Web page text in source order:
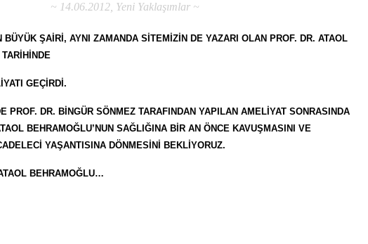
~ 14.06.2012, Yeni Yaklaşımlar ~
BÜYÜK ŞAİRİ, AYNI ZAMANDA SİTEMİZİN DE YAZARI OLAN PROF. DR. ATAOL
GEÇİRDİ.
PROF. DR. BİNGÜR SÖNMEZ TARAFINDAN YAPILAN AMELİYAT SONRASINDA
BEHRAMOĞLU’NUN SAĞLIĞINA BİR AN ÖNCE KAVUŞMASINI VE
YAŞANTISINA DÖNMESİNİ BEKLİYORUZ.
BEHRAMOĞLU…